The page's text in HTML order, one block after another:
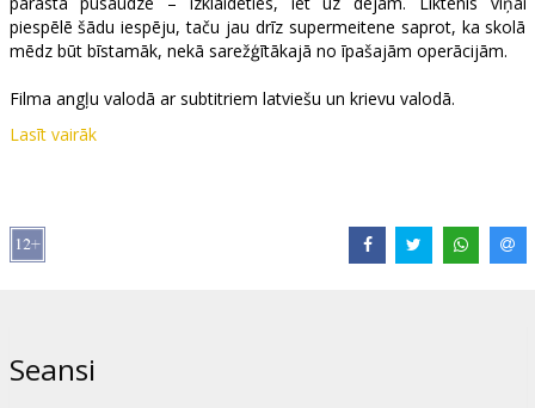
piespēlē šādu iespēju, taču jau drīz supermeitene saprot, ka skolā
mēdz būt bīstamāk, nekā sarežģītākajā no īpašajām operācijām.
Filma angļu valodā ar subtitriem latviešu un krievu valodā.
Lomās:
Samuel L. Jackson,Jessica Alba,Sophie
Turner
Lasīt vairāk
Seansi